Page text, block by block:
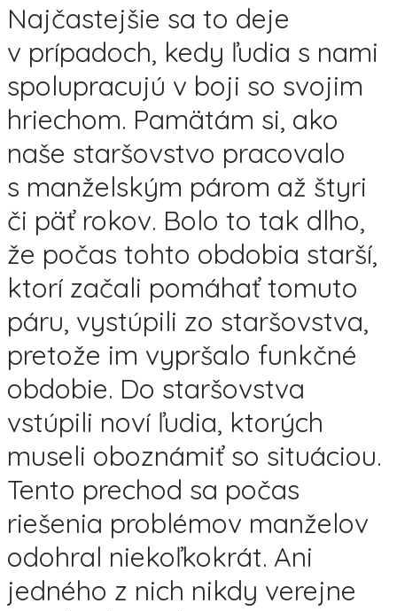
Najčastejšie sa to deje
v prípadoch, kedy ľudia s nami
spolupracujú v boji so svojim
hriechom. Pamätám si, ako
naše staršovstvo pracovalo
s manželským párom až štyri
či päť rokov. Bolo to tak dlho,
že počas tohto obdobia starší,
ktorí začali pomáhať tomuto
páru, vystúpili zo staršovstva,
pretože im vypršalo funkčné
obdobie. Do staršovstva
vstúpili noví ľudia, ktorých
museli oboznámiť so situáciou.
Tento prechod sa počas
riešenia problémov manželov
odohral niekoľkokrát. Ani
jedného z nich nikdy verejne